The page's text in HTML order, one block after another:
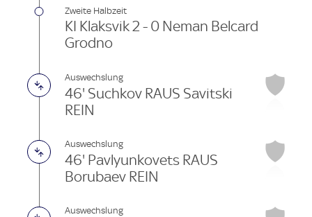
Zweite Halbzeit
KI Klaksvik 2 - 0 Neman Belcard
Grodno
Auswechslung
46' Suchkov RAUS Savitski
REIN
Auswechslung
46' Pavlyunkovets RAUS
Borubaev REIN
Auswechslung